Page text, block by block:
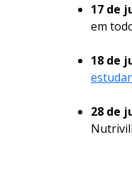
17 de
em
18 de
28 de